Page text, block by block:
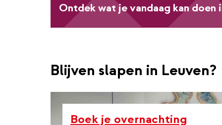
Ontdek wat je vandaag kan doen
Blijven slapen in Leuven?
Boek je overnachting